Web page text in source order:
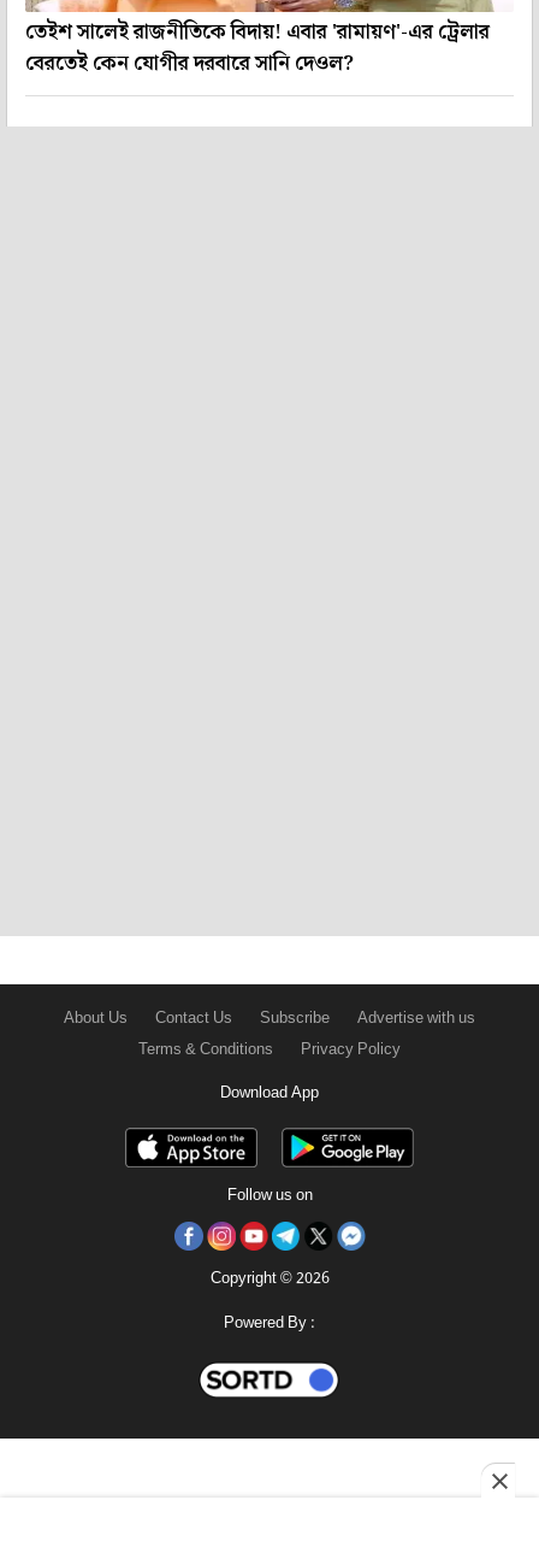
তেইশ সালেই রাজনীতিকে বিদায়! এবার 'রামায়ণ'-এর ট্রেলার
বেরতেই কেন যোগীর দরবারে সানি দেওল?
About Us Contact Us Subscribe
Advertise with us
Terms & Conditions
Privacy Policy
Download App
Follow us on
Copyright © 2026
Powered By :